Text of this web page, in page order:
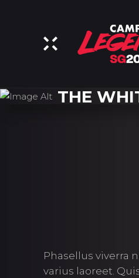
THE
Phasellus viverra
varius laoreet.